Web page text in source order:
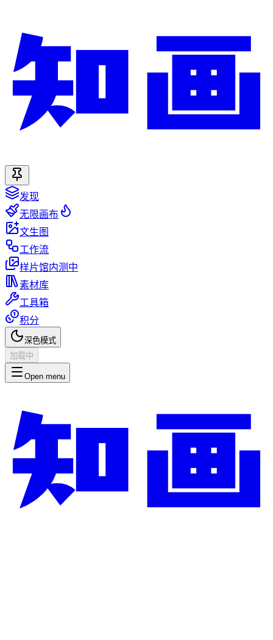
发现
无限画布
文生图
工作流
样片馆内测中
素材库
工具箱
积分
深色模式
加载中
Open menu